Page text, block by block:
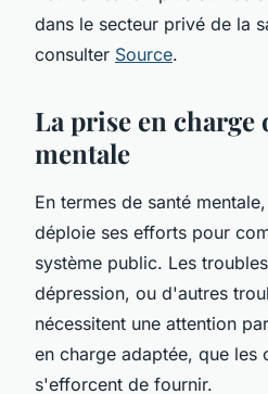
dans le secteur privé de la
consulter Source.
La prise en charge
mentale
En termes de santé
déploie ses efforts pour
système public. Les
dépression, ou d'autres
nécessitent une attention
en charge adaptée, que les
s'efforcent de fournir.